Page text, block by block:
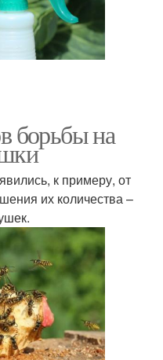
борьбы на
к примеру, от
их количества –